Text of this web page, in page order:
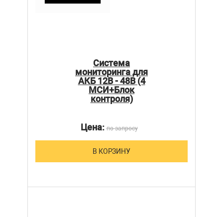
Система
мониторинга для
АКБ 12В - 48В (4
МСИ+Блок
контроля)
Цена:по запросу
В КОРЗИНУ